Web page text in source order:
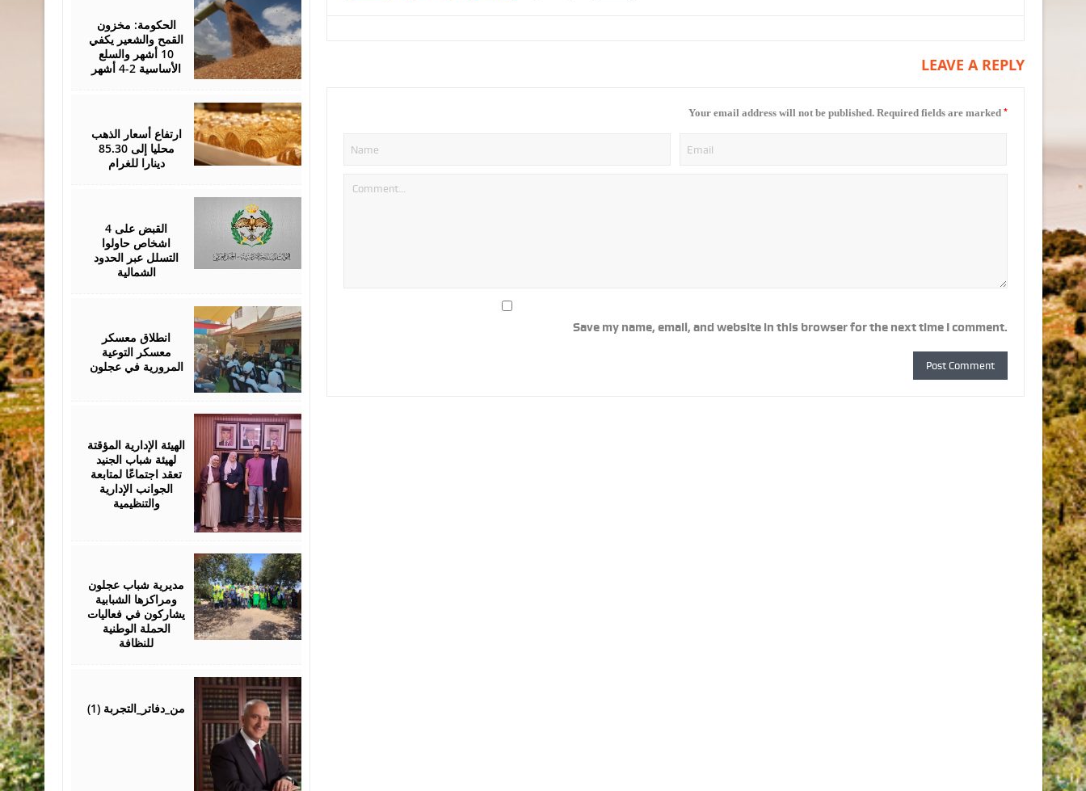
LEAVE A REPLY
Your email address will not be published. Required fields are marked *
Save my name, email, and website in this browser for the next time I comment.
الحكومة: مخزون
القمح والشعير يكفي
10 أشهر والسلع
الأساسية 2-4 أشهر
ارتفاع أسعار الذهب
محليا إلى 85.30
دينارا للغرام
القبض على 4
اشخاص حاولوا
التسلل عبر الحدود
الشمالية
انطلاق معسكر
معسكر التوعية
المرورية في عجلون
الهيئة الإدارية المؤقتة
لهيئة شباب الجنيد
تعقد اجتماعًا لمتابعة
الجوانب الإدارية
والتنظيمية
مديرية شباب عجلون
ومراكزها الشبابية
يشاركون في فعاليات
الحملة الوطنية
للنظافة
من_دفاتر_التجربة (1)